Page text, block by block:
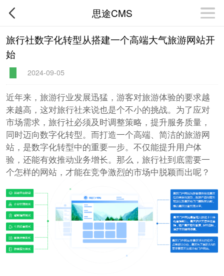
思途CMS
旅行社数字化转型从搭建一个高端大气旅游网站开
始
2024-09-05
近年来，旅游行业发展迅猛，游客对旅游体验的要求越
来越高，这对旅行社来说也是个不小的挑战。为了应对
市场需求，旅行社必须及时调整策略，提升服务质量，
同时迈向数字化转型。而打造一个高端、简洁的旅游网
站，是数字化转型中的重要一步。不仅能提升用户体
验，还能有效推动业务增长。那么，旅行社到底需要一
个怎样的网站，才能在竞争激烈的市场中脱颖而出呢？